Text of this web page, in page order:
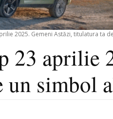
2025. Gemeni Astăzi, titulatura ta
23 aprilie
un simbol